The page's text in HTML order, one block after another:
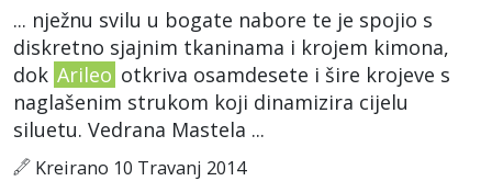
... nježnu svilu u bogate nabore te je spojio s
diskretno sjajnim tkaninama i krojem kimona,
dok Arileo otkriva osamdesete i šire krojeve s
naglašenim strukom koji dinamizira cijelu
siluetu. Vedrana Mastela ...
Kreirano 10 Travanj 2014